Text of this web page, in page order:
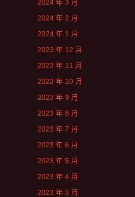
2024 年 3 月
2024 年 2 月
2024 年 1 月
2023 年 12 月
2023 年 11 月
2023 年 10 月
2023 年 9 月
2023 年 8 月
2023 年 7 月
2023 年 6 月
2023 年 5 月
2023 年 4 月
2023 年 3 月